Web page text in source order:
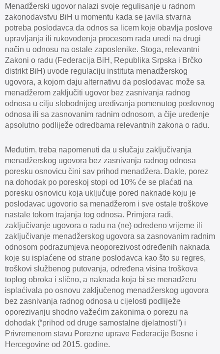
Menadžerski ugovor nalazi svoje regulisanje u radnom
zakonodavstvu BiH u momentu kada se javila stvarna
potreba poslodavca da odnos sa licem koje obavlja poslove
upravljanja ili rukovođenja procesom rada uredi na drugi
način u odnosu na ostale zaposlenike. Stoga, relevantni
Zakoni o radu (Federacija BiH, Republika Srpska i Brčko
distrikt BiH) uvode regulaciju instituta menadžerskog
ugovora, a kojom daju alternativu da poslodavac može sa
menadžerom zaključiti ugovor bez zasnivanja radnog
odnosa u cilju slobodnijeg uređivanja pomenutog poslovnog
odnosa ili sa zasnovanim radnim odnosom, a čije uređenje
apsolutno podliježe odredbama relevantnih zakona o radu.
Međutim, treba napomenuti da u slučaju zaključivanja
menadžerskog ugovora bez zasnivanja radnog odnosa
poresku osnovicu čini sav prihod menadžera. Dakle, porez
na dohodak po poreskoj stopi od 10% će se plaćati na
poresku osnovicu koja uključuje pored naknade koju je
poslodavac ugovorio sa menadžerom i sve ostale troškove
nastale tokom trajanja tog odnosa. Primjera radi,
zaključivanje ugovora o radu na (ne) određeno vrijeme ili
zaključivanje menadžerskog ugovora sa zasnovanim radnim
odnosom podrazumjeva neoporezivost određenih naknada
koje su isplaćene od strane poslodavca kao što su regres,
troškovi službenog putovanja, određena visina troškova
toplog obroka i slično, a naknada koja bi se menadžeru
isplaćivala po osnovu zaključenog menadžerskog ugovora
bez zasnivanja radnog odnosa u cijelosti podliježe
oporezivanju shodno važećim zakonima o porezu na
dohodak (“prihod od druge samostalne djelatnosti”) i
Privremenom stavu Porezne uprave Federacije Bosne i
Hercegovine od 2015. godine.